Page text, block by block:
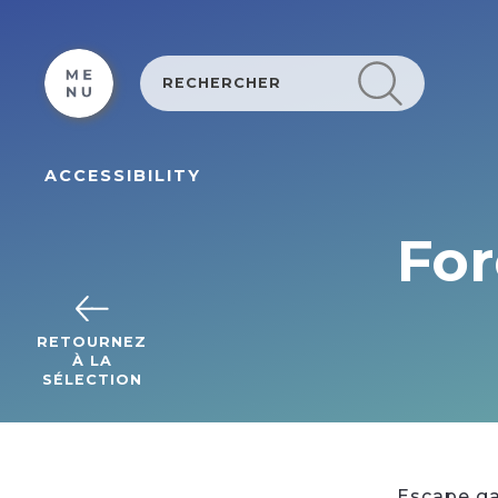
ACCESSIBILITY
RETOURNEZ
À LA
SÉLECTION